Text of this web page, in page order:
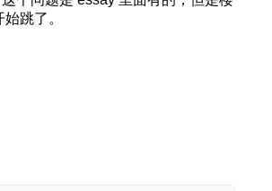
跳了。